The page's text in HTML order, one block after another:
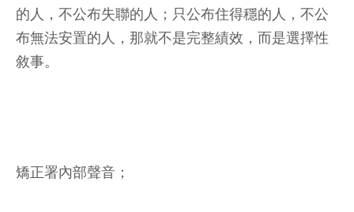
的人，不公布失聯的人；只公布住得穩的人，不公
布無法安置的人，那就不是完整績效，而是選擇性
敘事。
矯正署內部聲音；